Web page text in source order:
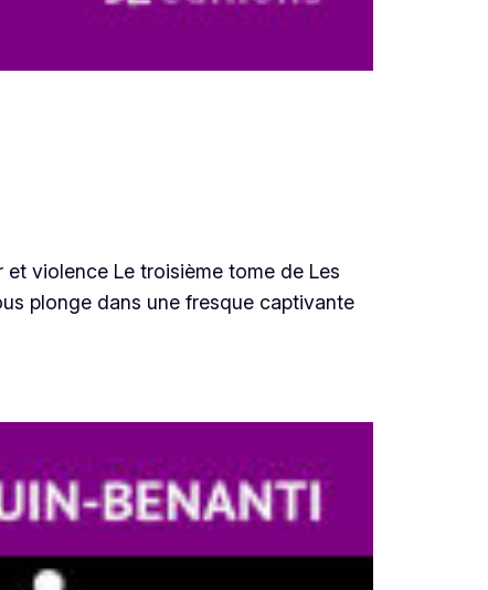
violence Le troisième tome de Les
plonge dans une fresque captivante